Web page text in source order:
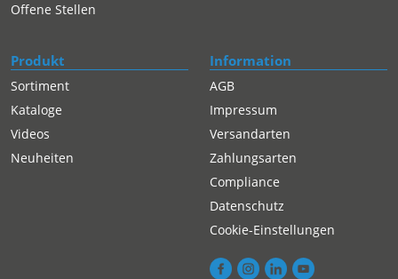
Offene Stellen
Produkt
Sortiment
Kataloge
Videos
Neuheiten
Information
AGB
Impressum
Versandarten
Zahlungsarten
Compliance
Datenschutz
Cookie-Einstellungen